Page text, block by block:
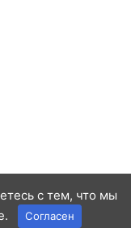
с тем, что мы
Согласен